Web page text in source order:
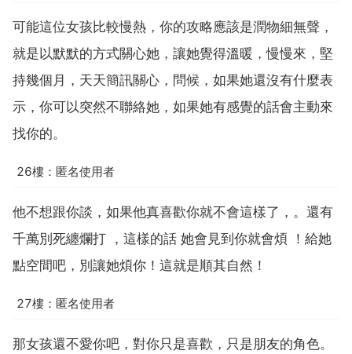
可能這位女孩比較慢熱，你的攻略應該是潤物細無聲，
就是以默默的方式關心她，讓她覺得溫暖，慢慢來，堅
持幾個月，天天簡訊關心，問候，如果她還沒有什麼表
示，你可以突然不聯絡她，如果她有感覺的話會主動來
找你的。
26樓：匿名使用者
他不想跟你談，如果他真喜歡你就不會這樣了，。還有
千萬別死纏爛打 ，這樣的話 她會見到你就會煩 ！給她
點空間吧，別讓她煩你！這就是順其自然！
27樓：匿名使用者
那女孩還不愛你吧，對你只是喜歡，只是朋友的角色。